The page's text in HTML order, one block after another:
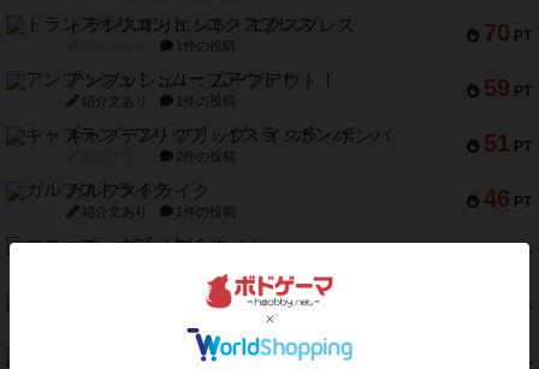
70 PT
トランスオリエント・エクスプレス
1件の投稿
59 PT
アンブッシュ！：ムーブアウト！
紹介文あり 1件の投稿
51 PT
キャプテン・フリップ：イスラ・ボンバ
2件の投稿
46 PT
ガルフストライク
紹介文あり 1件の投稿
PT
エコーズ・オブ・タイム
PT